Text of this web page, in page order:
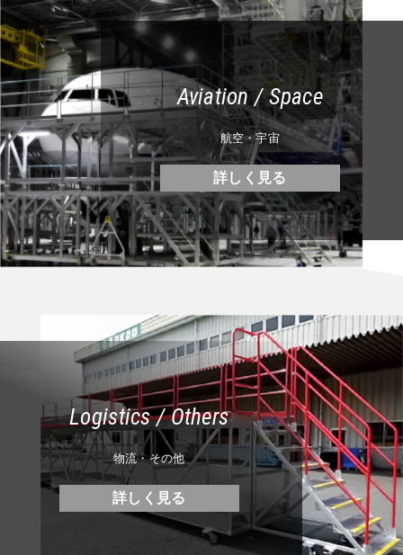
Aviation / Space
航空・宇宙
詳しく見る
Logistics / Others
物流・その他
詳しく見る